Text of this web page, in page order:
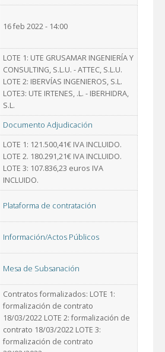
16 feb 2022 - 14:00
LOTE 1: UTE GRUSAMAR INGENIERÍA Y
CONSULTING, S.L.U. - ATTEC, S.L.U.
LOTE 2: IBERVÍAS INGENIEROS, S.L.
LOTE3: UTE IRTENES, .L. - IBERHIDRA,
S.L.
Documento Adjudicación
LOTE 1: 121.500,41€ IVA INCLUIDO.
LOTE 2. 180.291,21€ IVA INCLUIDO.
LOTE 3: 107.836,23 euros IVA
INCLUIDO.
Plataforma de contratación
Información/Actos Públicos
Mesa de Subsanación
Contratos formalizados: LOTE 1:
formalización de contrato
18/03/2022 LOTE 2: formalización de
contrato 18/03/2022 LOTE 3:
formalización de contrato